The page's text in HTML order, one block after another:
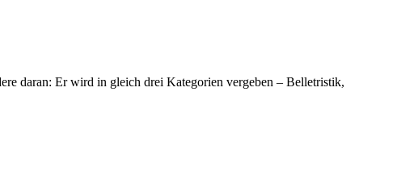
daran: Er wird in gleich drei Kategorien vergeben – Belletristik,